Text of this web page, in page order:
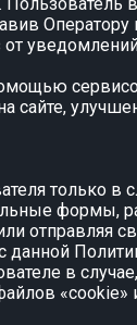
Оператору
от
только в
формы,
отправляя
данной
в
«cookie»